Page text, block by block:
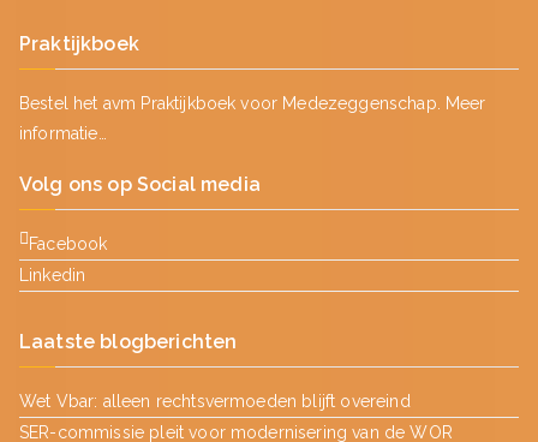
Praktijkboek
Bestel het avm Praktijkboek voor Medezeggenschap.
Meer
informatie…
Volg ons op Social media
Facebook
Linkedin
Laatste blogberichten
Wet Vbar: alleen rechtsvermoeden blijft overeind
SER-commissie pleit voor modernisering van de WOR